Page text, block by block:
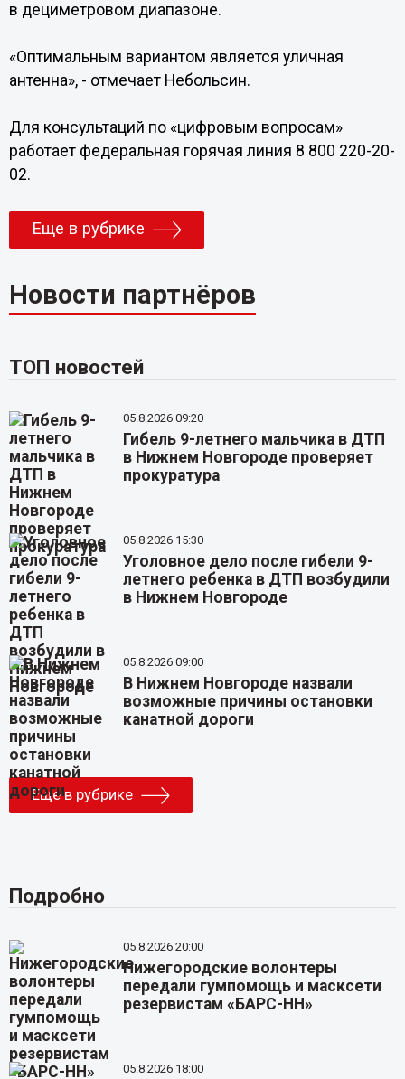
в дециметровом диапазоне.
«Оптимальным вариантом является уличная
антенна», - отмечает Небольсин.
Для консультаций по «цифровым вопросам»
работает федеральная горячая линия 8 800 220-20-
02.
Еще в рубрике
Новости партнёров
ТОП новостей
05.8.2026 09:20
Гибель 9-летнего мальчика в ДТП
в Нижнем Новгороде проверяет
прокуратура
05.8.2026 15:30
Уголовное дело после гибели 9-
летнего ребенка в ДТП возбудили
в Нижнем Новгороде
05.8.2026 09:00
В Нижнем Новгороде назвали
возможные причины остановки
канатной дороги
Еще в рубрике
Подробно
05.8.2026 20:00
Нижегородские волонтеры
передали гумпомощь и масксети
резервистам «БАРС-НН»
05.8.2026 18:00